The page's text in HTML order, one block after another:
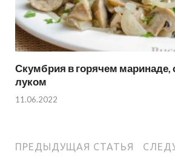
Скумбрия в горячем маринаде,
луком
11.06.2022
ПРЕДЫДУЩАЯ СТАТЬЯ